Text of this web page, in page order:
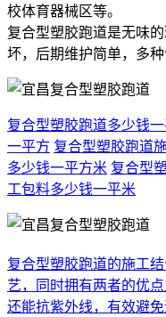
校体育器械区等。
复合型塑胶跑道是无味
坏，后期维护简单，多种
复合型塑胶跑道多少钱
一平方 复合型塑胶跑道
多少钱一平方米 复合型
工包料多少钱一平米
复合型塑胶跑道的施工
艺，同时拥有两者的优
还能抗紫外线，有效避免